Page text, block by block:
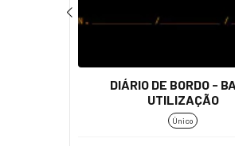
DIÁRIO DE BORDO -
UTILIZAÇÃO
Único